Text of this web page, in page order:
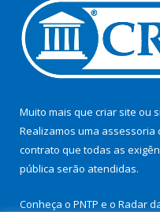
Muito mais que criar site ou
Realizamos uma assessoria
contrato que todas as
pública serão atendidas.
Conheça o PNTP e o Radar